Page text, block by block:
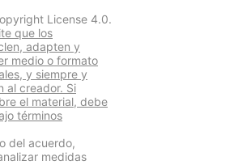
License 4.0.
que los
adapten y
medio o formato
y siempre y
al creador. Si
el material, debe
términos
del acuerdo,
medidas